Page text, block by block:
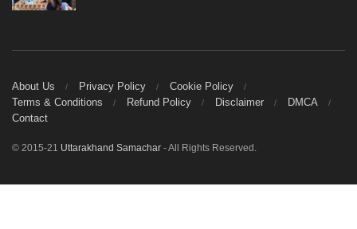
About Us Privacy Policy
Cookie Policy
Terms & Conditions
Refund Policy Disclaimer
DMCA
Contact
© 2015-21 Uttarakhand Samachar - All Rights Reserved.